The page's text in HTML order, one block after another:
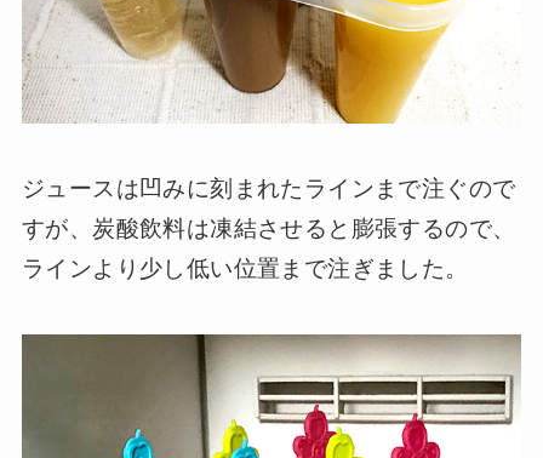
ジュースは凹みに刻まれたラインまで注ぐので
すが、炭酸飲料は凍結させると膨張するので、
ラインより少し低い位置まで注ぎました。